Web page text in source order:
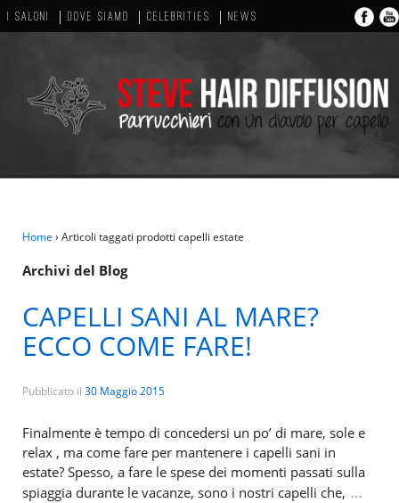
I SALONI DOVE SIAMO CELEBRITIES NEWS
Home › Articoli taggati prodotti capelli estate
Archivi del Blog
CAPELLI SANI AL MARE?
ECCO COME FARE!
Pubblicato il 30 Maggio 2015
Finalmente è tempo di concedersi un po’ di mare, sole e
relax , ma come fare per mantenere i capelli sani in
estate? Spesso, a fare le spese dei momenti passati sulla
spiaggia durante le vacanze, sono i nostri capelli che, …